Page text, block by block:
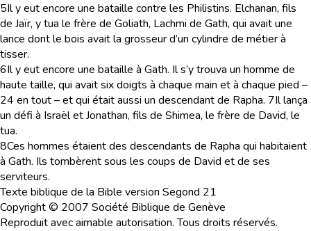
5Il y eut encore une bataille contre les Philistins. Elchanan, fils
de Jaïr, y tua le frère de Goliath, Lachmi de Gath, qui avait une
lance dont le bois avait la grosseur d’un cylindre de métier à
tisser.
6Il y eut encore une bataille à Gath. Il s’y trouva un homme de
haute taille, qui avait six doigts à chaque main et à chaque pied –
24 en tout – et qui était aussi un descendant de Rapha. 7Il lança
un défi à Israël et Jonathan, fils de Shimea, le frère de David, le
tua.
8Ces hommes étaient des descendants de Rapha qui habitaient
à Gath. Ils tombèrent sous les coups de David et de ses
serviteurs.
Texte biblique de la Bible version Segond 21
Copyright © 2007 Société Biblique de Genève
Reproduit avec aimable autorisation. Tous droits réservés.